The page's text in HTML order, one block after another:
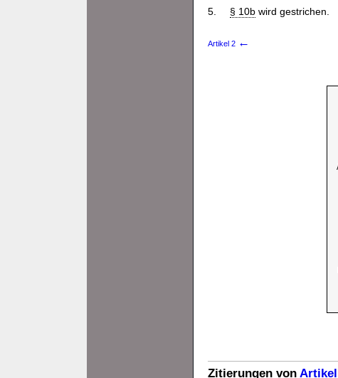
5.
§ 10bwird gestrichen.
Artikel 2 ←
Zitierungen von Artikel